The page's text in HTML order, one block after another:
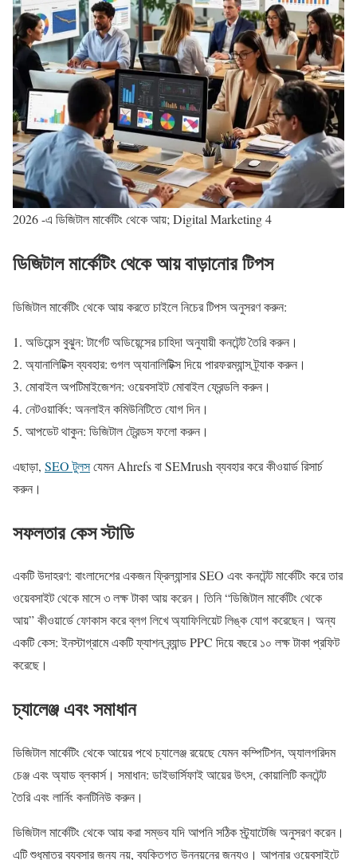
2026 -এ ডিজিটাল মার্কেটিং থেকে আয়; Digital Marketing 4
ডিজিটাল মার্কেটিং থেকে আয় বাড়ানোর টিপস
ডিজিটাল মার্কেটিং থেকে আয় করতে চাইলে নিচের টিপস অনুসরণ করুন:
অডিয়েন্স বুঝুন: টার্গেট অডিয়েন্সের চাহিদা অনুযায়ী কনটেন্ট তৈরি করুন।
অ্যানালিটিক্স ব্যবহার: গুগল অ্যানালিটিক্স দিয়ে পারফরম্যান্স ট্র্যাক করুন।
মোবাইল অপটিমাইজেশন: ওয়েবসাইট মোবাইল ফ্রেন্ডলি করুন।
নেটওয়ার্কিং: অনলাইন কমিউনিটিতে যোগ দিন।
আপডেট থাকুন: ডিজিটাল ট্রেন্ডস ফলো করুন।
এছাড়া, SEO টুলসযেমন Ahrefs বা SEMrush ব্যবহার করে কীওয়ার্ড রিসার্চ
করুন।
সফলতার কেস স্টাডি
একটি উদাহরণ: বাংলাদেশের একজন ফ্রিল্যান্সার SEO এবং কনটেন্ট মার্কেটিং করে তার
ওয়েবসাইট থেকে মাসে ৩ লক্ষ টাকা আয় করেন। তিনি “ডিজিটাল মার্কেটিং থেকে
আয়” কীওয়ার্ডে ফোকাস করে ব্লগ লিখে অ্যাফিলিয়েট লিঙ্ক যোগ করেছেন। অন্য
একটি কেস: ইনস্টাগ্রামে একটি ফ্যাশন ব্র্যান্ড PPC দিয়ে বছরে ১০ লক্ষ টাকা প্রফিট
করেছে।
চ্যালেঞ্জ এবং সমাধান
ডিজিটাল মার্কেটিং থেকে আয়ের পথে চ্যালেঞ্জ রয়েছে যেমন কম্পিটিশন, অ্যালগরিদম
চেঞ্জ এবং অ্যাড ব্লকার্স। সমাধান: ডাইভার্সিফাই আয়ের উৎস, কোয়ালিটি কনটেন্ট
তৈরি এবং লার্নিং কনটিনিউ করুন।
ডিজিটাল মার্কেটিং থেকে আয় করা সম্ভব যদি আপনি সঠিক স্ট্র্যাটেজি অনুসরণ করেন।
এটি শুধুমাত্র ব্যবসার জন্য নয়, ব্যক্তিগত উন্নয়নের জন্যও। আপনার ওয়েবসাইটে